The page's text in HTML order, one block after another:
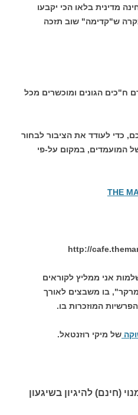
מדינית בלאו הכי יקבעו
ש"קדימה" שוב תזכה
ח"כים הגונים ומוכשרים מכל
כדי לעודד את הציבור לבחור
המועמדים, במקום על-פי
THE
http://
אני ממליץ לקוראים
בו משבצים לאורך
המוזכרות בו.
של מיקי רוזנטאל.
(חינם) להיגיון בשיגעון